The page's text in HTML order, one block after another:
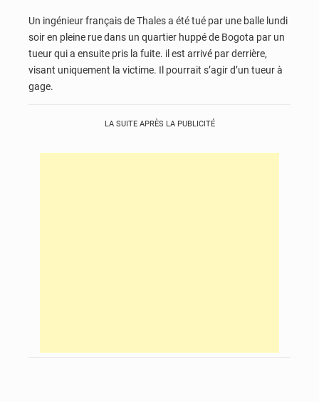
Un ingénieur français de Thales a été tué par une balle lundi
soir en pleine rue dans un quartier huppé de Bogota par un
tueur qui a ensuite pris la fuite. il est arrivé par derrière,
visant uniquement la victime. Il pourrait s’agir d’un tueur à
gage.
LA SUITE APRÈS LA PUBLICITÉ